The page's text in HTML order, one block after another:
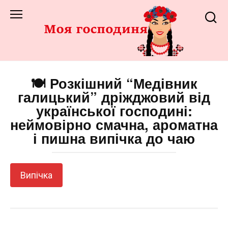
до
🍽️ Розкішний “Медівник
галицький” дріжджовий від
української господині:
неймовірно смачна, ароматна
і пишна випічка до чаю
Випічка